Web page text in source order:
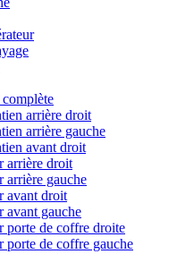
arrière droit
arrière gauche
avant droit
arrière droit
arrière gauche
avant droit
avant gauche
porte de coffre droite
porte de coffre gauche